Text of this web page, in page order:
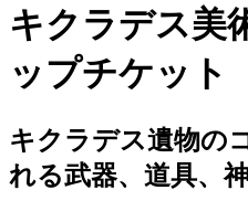
キクラデス美
ップチケット
キクラデス遺物の
れる武器、道具、